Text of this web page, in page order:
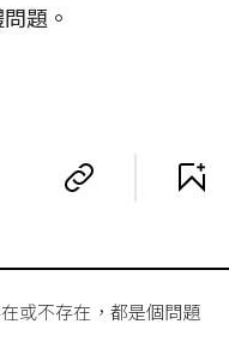
題。
或不存在，都是個問題